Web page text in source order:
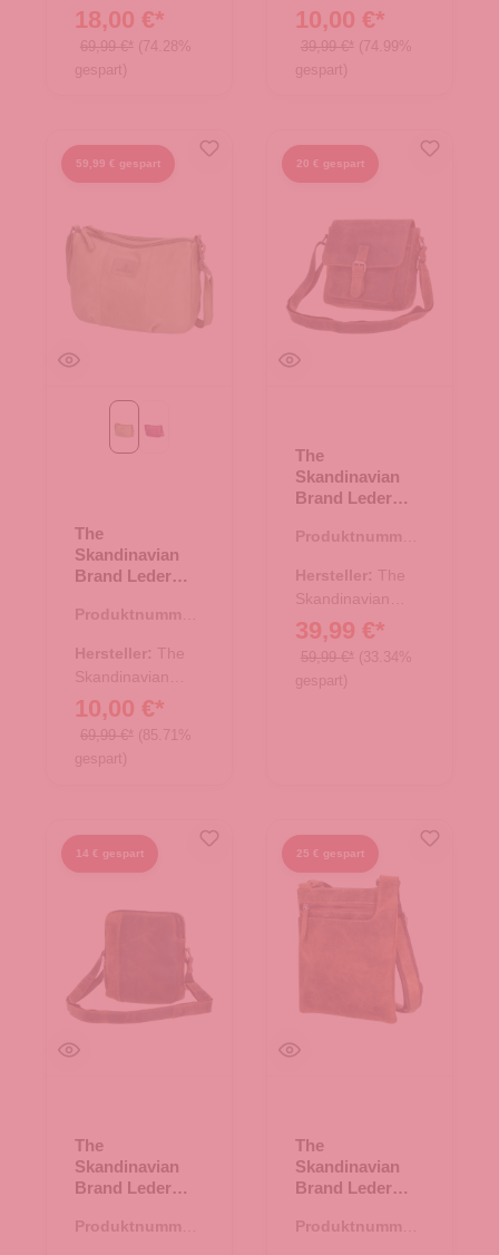
Brand
18,00 €*
69,99 €* (74.28%
gespart)
Brand
10,00 €*
39,99 €* (74.99%
gespart)
59,99 € gespart
GreenPurple
The
Skandinavian
Brand Leder
- Green
Produktnummer:
Hersteller: The
Skandinavian
Brand
10,00 €*
69,99 €* (85.71%
gespart)
20 € gespart
The
Skandinavian
Brand Leder
Hunter - tan
Produktnummer:
Hersteller: The
Skandinavian
Brand
39,99 €*
59,99 €* (33.34%
gespart)
14 € gespart
The
Skandinavian
Brand Leder
Hunter - tan
Produktnummer:
25 € gespart
The
Skandinavian
Brand Leder
Hunter - tan
Produktnummer: